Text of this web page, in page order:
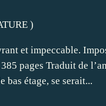
)
et impeccable.
pages Traduit de
bas étage, se serait...